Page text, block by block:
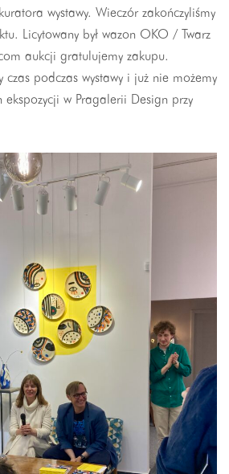
wystawy. Wieczór zakończyliśmy
Licytowany był wazon OKO / Twarz
aukcji gratulujemy zakupu.
czas podczas wystawy i już nie możemy
ekspozycji w Pragalerii Design przy